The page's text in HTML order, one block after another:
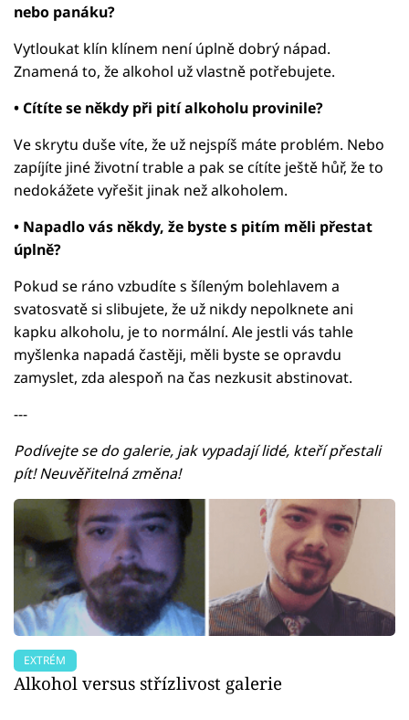
nebo panáku?
Vytloukat klín klínem není úplně dobrý nápad.
Znamená to, že alkohol už vlastně potřebujete.
• Cítíte se někdy při pití alkoholu provinile?
Ve skrytu duše víte, že už nejspíš máte problém. Nebo
zapíjíte jiné životní trable a pak se cítíte ještě hůř, že to
nedokážete vyřešit jinak než alkoholem.
• Napadlo vás někdy, že byste s pitím měli přestat
úplně?
Pokud se ráno vzbudíte s šíleným bolehlavem a
svatosvatě si slibujete, že už nikdy nepolknete ani
kapku alkoholu, je to normální. Ale jestli vás tahle
myšlenka napadá častěji, měli byste se opravdu
zamyslet, zda alespoň na čas nezkusit abstinovat.
---
Podívejte se do galerie, jak vypadají lidé, kteří přestali
pít! Neuvěřitelná změna!
EXTRÉM
Alkohol versus střízlivost galerie